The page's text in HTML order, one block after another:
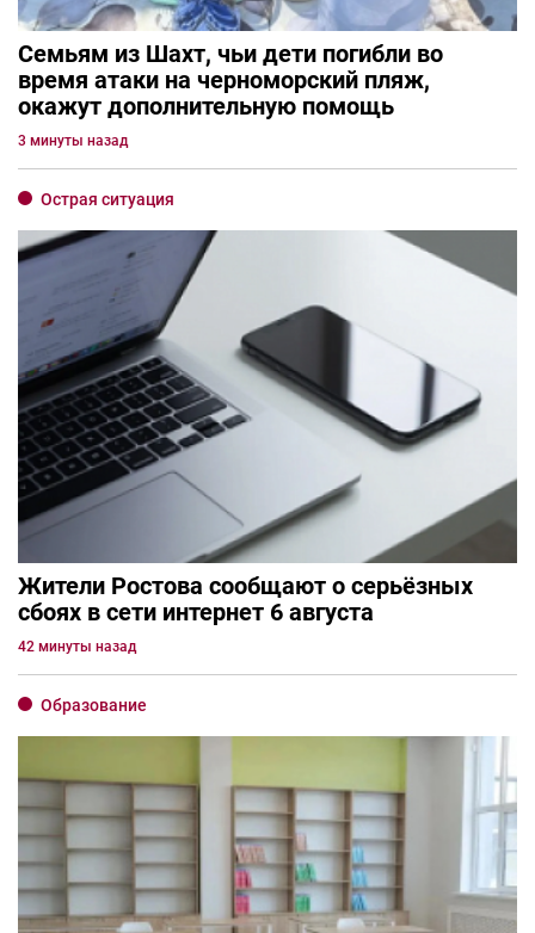
Семьям из Шахт, чьи дети погибли во
время атаки на черноморский пляж,
окажут дополнительную помощь
3 минуты назад
Острая ситуация
Жители Ростова сообщают о серьёзных
сбоях в сети интернет 6 августа
42 минуты назад
Образование